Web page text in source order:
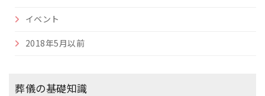
イベント
2018年5月以前
葬儀の基礎知識